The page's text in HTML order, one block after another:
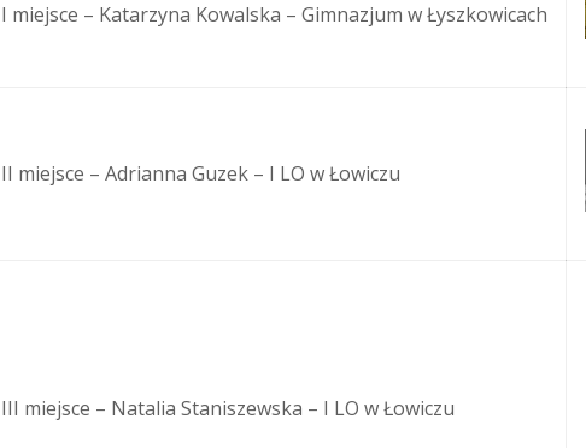
I miejsce – Katarzyna Kowalska – Gimnazjum w Łyszkowicach
II miejsce – Adrianna Guzek – I LO w Łowiczu
III miejsce – Natalia Staniszewska – I LO w Łowiczu